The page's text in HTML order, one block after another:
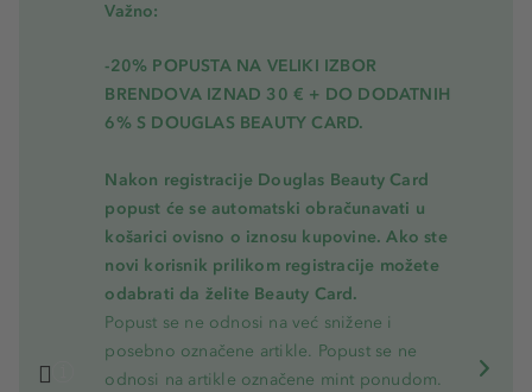
Važno:
-20% POPUSTA NA VELIKI IZBOR
BRENDOVA IZNAD 30 € + DO DODATNIH
6% S DOUGLAS BEAUTY CARD.
Nakon registracije Douglas Beauty Card
popust će se automatski obračunavati u
košarici ovisno o iznosu kupovine. Ako ste
novi korisnik prilikom registracije možete
odabrati da želite Beauty Card.
Popust se ne odnosi na već snižene i
posebno označene artikle. Popust se ne
odnosi na artikle označene mint ponudom.